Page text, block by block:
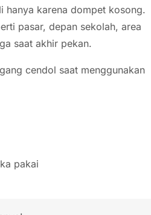
hanya karena dompet kosong.
pasar, depan sekolah, area
saat akhir pekan.
cendol saat menggunakan
pakai